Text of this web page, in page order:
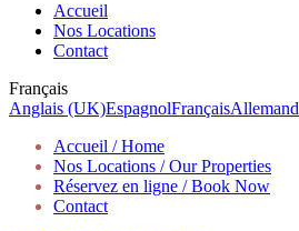
Accueil
Nos Locations
Contact
Français
Anglais (UK)EspagnolFrançaisAllemand
Accueil / Home
Nos Locations / Our Properties
Réservez en ligne / Book Now
Contact